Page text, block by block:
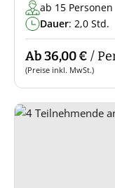
ab 15 Personen
Dauer: 2,0 Std.
Ab 36,00 € /
(Preise inkl. MwSt.)